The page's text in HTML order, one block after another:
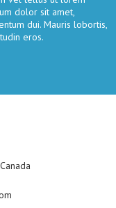
dolor sit amet,
dui. Mauris lobortis,
eros.